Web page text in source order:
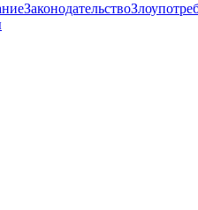
Законодательство